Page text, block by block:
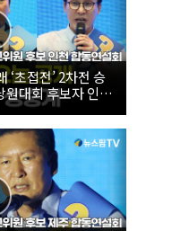
‘초접전’ 2차전 승
대회 후보자 인천